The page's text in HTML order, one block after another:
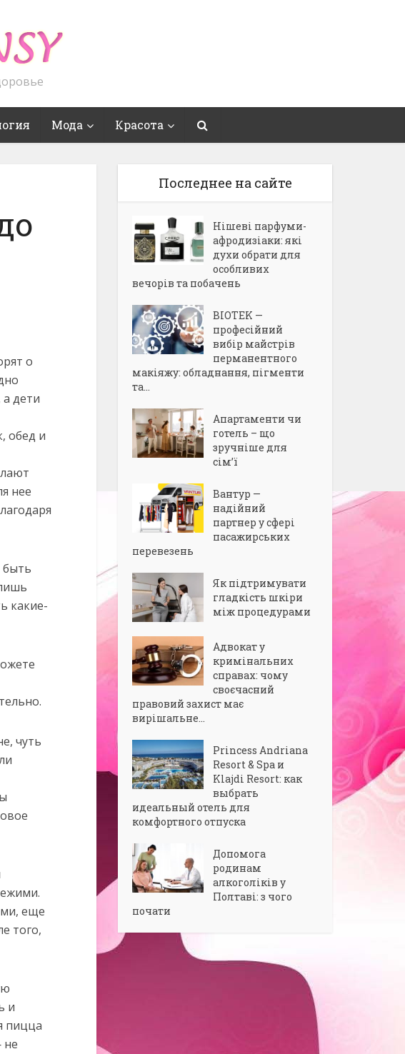
Мода Красота
о
дети
обед и
нее
быть
какие-
чуть
еще
того,
и
пицца
не
Последнее на сайте
Нішеві парфуми-
афродизіаки: які
духи обрати для
особливих
вечорів та побачень
BIOTEK —
професійний
вибір майстрів
перманентного
макіяжу: обладнання, пігменти
та...
Апартаменти чи
готель – що
зручніше для
сім’ї
Вантур —
надійний
партнер у сфері
пасажирських
перевезень
Як підтримувати
гладкість шкіри
між процедурами
Адвокат у
кримінальних
справах: чому
своєчасний
правовий захист має
вирішальне...
Princess Andriana
Resort & Spa и
Klajdi Resort: как
выбрать
идеальный отель для
комфортного отпуска
Допомога
родинам
алкоголіків у
Полтаві: з чого
почати